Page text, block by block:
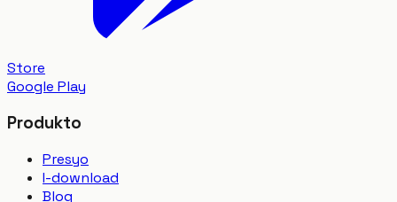
Store
Google Play
Produkto
Presyo
I-download
Blog